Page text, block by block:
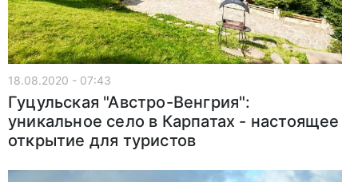
18.08.2020 - 07:43
Гуцульская "Австро-Венгрия":
уникальное село в Карпатах - настоящее
открытие для туристов